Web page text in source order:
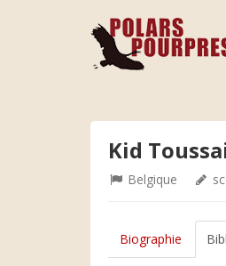
Kid
Belgique
Biographie